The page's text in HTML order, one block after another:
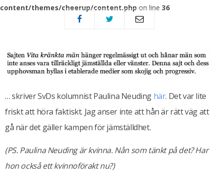
content/themes/cheerup/content.php on line 36
… skriver SvDs kolumnist Paulina Neuding här. Det var lite
friskt att höra faktiskt. Jag anser inte att hån är rätt väg att
gå när det gäller kampen för jämställdhet.
(PS. Paulina Neuding är kvinna. Nån som tänkt på det? Har
hon också ett kvinnoförakt nu?)